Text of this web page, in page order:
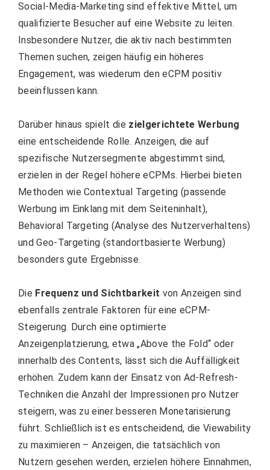
Social-Media-Marketing sind effektive Mittel, um
qualifizierte Besucher auf eine Website zu leiten.
Insbesondere Nutzer, die aktiv nach bestimmten
Themen suchen, zeigen häufig ein höheres
Engagement, was wiederum den eCPM positiv
beeinflussen kann.
Darüber hinaus spielt die zielgerichtete Werbung
eine entscheidende Rolle. Anzeigen, die auf
spezifische Nutzersegmente abgestimmt sind,
erzielen in der Regel höhere eCPMs. Hierbei bieten
Methoden wie Contextual Targeting (passende
Werbung im Einklang mit dem Seiteninhalt),
Behavioral Targeting (Analyse des Nutzerverhaltens)
und Geo-Targeting (standortbasierte Werbung)
besonders gute Ergebnisse.
Die Frequenz und Sichtbarkeit von Anzeigen sind
ebenfalls zentrale Faktoren für eine eCPM-
Steigerung. Durch eine optimierte
Anzeigenplatzierung, etwa „Above the Fold“ oder
innerhalb des Contents, lässt sich die Auffälligkeit
erhöhen. Zudem kann der Einsatz von Ad-Refresh-
Techniken die Anzahl der Impressionen pro Nutzer
steigern, was zu einer besseren Monetarisierung
führt. Schließlich ist es entscheidend, die Viewability
zu maximieren – Anzeigen, die tatsächlich von
Nutzern gesehen werden, erzielen höhere Einnahmen,